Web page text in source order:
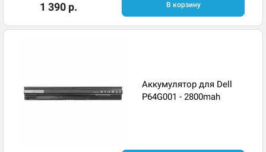
1 390 р. В корзину
Аккумулятор для Dell
P64G001 - 2800mah